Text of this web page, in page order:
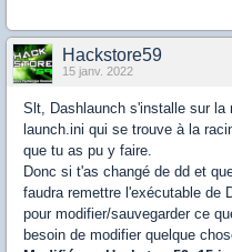
Hackstore59
15 janv. 2022
Slt, Dashlaunch s'installe sur la
launch.ini qui se trouve à la
que tu as pu y faire.
Donc si t'as changé de dd et
faudra remettre l'exécutable de
pour modifier/sauvegarder ce
besoin de modifier quelque